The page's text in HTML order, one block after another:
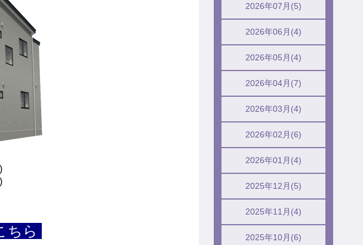
2026年07月(5)
2026年06月(4)
2026年05月(4)
2026年04月(7)
2026年03月(4)
2026年02月(6)
2026年01月(4)
2025年12月(5)
2025年11月(4)
2025年10月(6)
ちら